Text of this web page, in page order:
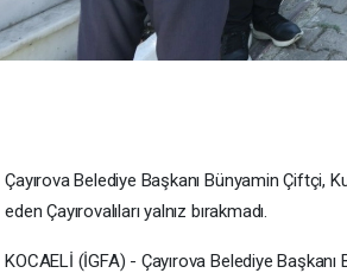
Çayırova Belediye Başkanı Bünyamin Çiftçi,
eden Çayırovalıları yalnız bırakmadı.
KOCAELİ (İGFA) - Çayırova Belediye